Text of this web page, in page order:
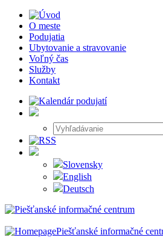
O meste
Podujatia
Ubytovanie a stravovanie
Voľný čas
Služby
Kontakt
Slovensky
English
Deutsch
Piešťanské informačné